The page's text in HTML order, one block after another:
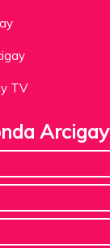
TV
Arcigay